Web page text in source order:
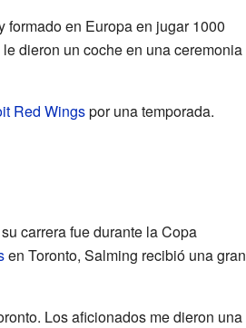
en Europa en jugar 1000
dieron un coche en una ceremonia
Red Wingspor una temporada.
carrera fue durante la Copa
en Toronto, Salming recibió una gran
Los aficionados me dieron una